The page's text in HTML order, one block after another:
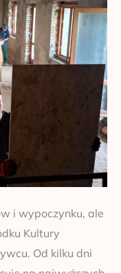
i wypoczynku, ale
Kultury
Od kilku dni